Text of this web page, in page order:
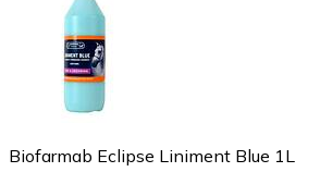
Biofarmab Eclipse Liniment Blue 1L